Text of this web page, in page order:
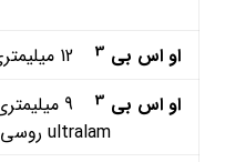
او اس بی 3 12 ميليمتري 122*244
او اس بی 3
ultralam روسی